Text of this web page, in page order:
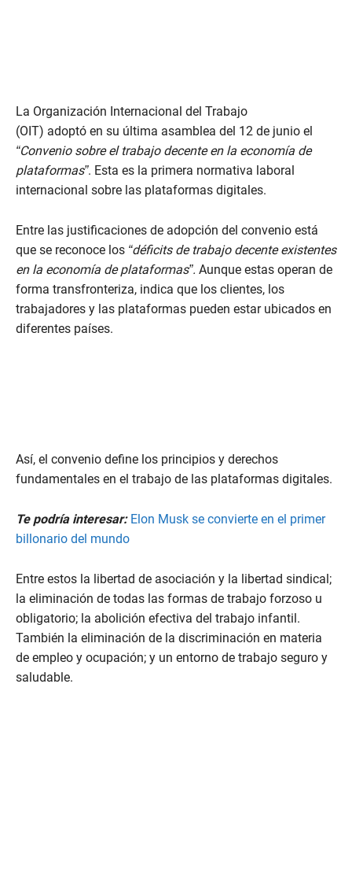
La Organización Internacional del Trabajo
(OIT) adoptó en su última asamblea del 12 de junio el
“Convenio sobre el trabajo decente en la economía de
plataformas”. Esta es la primera normativa laboral
internacional sobre las plataformas digitales.
Entre las justificaciones de adopción del convenio está
que se reconoce los “déficits de trabajo decente existentes
en la economía de plataformas”. Aunque estas operan de
forma transfronteriza, indica que los clientes, los
trabajadores y las plataformas pueden estar ubicados en
diferentes países.
Así, el convenio define los principios y derechos
fundamentales en el trabajo de las plataformas digitales.
Te podría interesar: Elon Musk se convierte en el primer
billonario del mundo
Entre estos la libertad de asociación y la libertad sindical;
la eliminación de todas las formas de trabajo forzoso u
obligatorio; la abolición efectiva del trabajo infantil.
También la eliminación de la discriminación en materia
de empleo y ocupación; y un entorno de trabajo seguro y
saludable.